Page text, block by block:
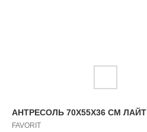
АНТРЕСОЛЬ 70X55X36 СМ ЛАЙТ
FAVORIT